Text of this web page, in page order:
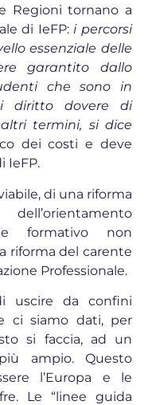
Regioni tornano a
di IeFP:i percorsi
essenziale delle
garantito dallo
che sono in
diritto dovere di
termini, si dice
dei costi e deve
IeFP.
di una riforma
e formativo non
riforma del carente
Professionale.
uscire da confini
ci siamo dati, per
si faccia, ad un
ampio. Questo
l’Europa e le
Le “linee guida